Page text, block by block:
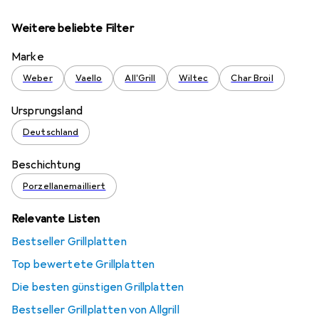
Weitere beliebte Filter
Marke
Weber Vaello All'Grill Wiltec Char Broil
Ursprungsland
Deutschland
Beschichtung
Porzellanemailliert
Relevante Listen
Bestseller Grillplatten
Top bewertete Grillplatten
Die besten günstigen Grillplatten
Bestseller Grillplatten von Allgrill